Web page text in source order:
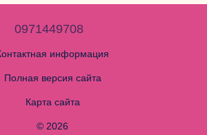
0971449708
информация
Полная версия сайта
Карта сайта
© 2026